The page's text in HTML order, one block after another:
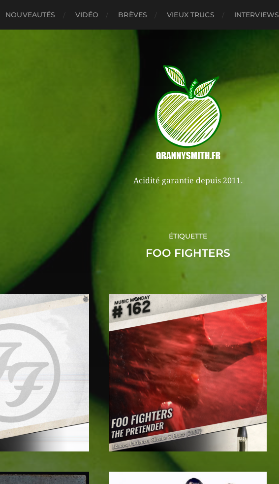
NOUVEAUTÉS VIDÉO BRÈVES VIEUX TRUCS INTERVIEWS
Acidité garantie depuis 2011.
ÉTIQUETTE
FOO FIGHTERS